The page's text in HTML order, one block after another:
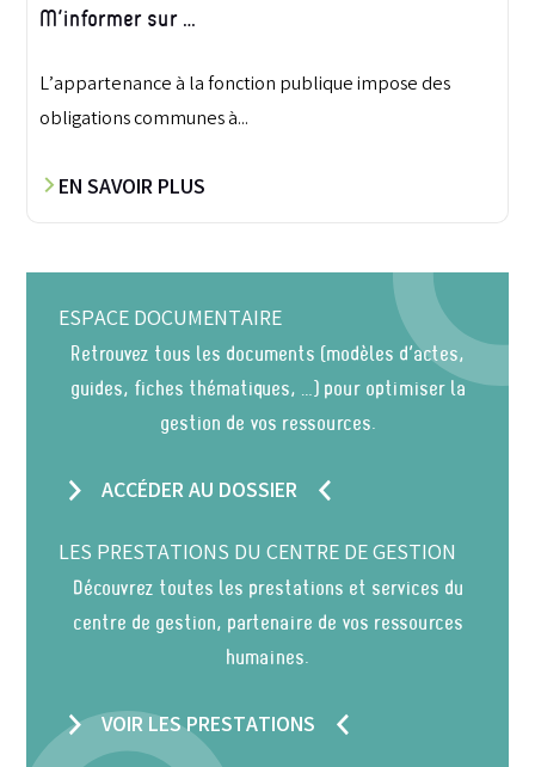
M’informer sur …
L’appartenance à la fonction publique impose des
obligations communes à...
EN SAVOIR PLUS
ESPACE DOCUMENTAIRE
Retrouvez tous les documents (modèles d’actes,
guides, fiches thématiques, …) pour optimiser la
gestion de vos ressources.
ACCÉDER AU DOSSIER
LES PRESTATIONS DU CENTRE DE GESTION
Découvrez toutes les prestations et services du
centre de gestion, partenaire de vos ressources
humaines.
VOIR LES PRESTATIONS